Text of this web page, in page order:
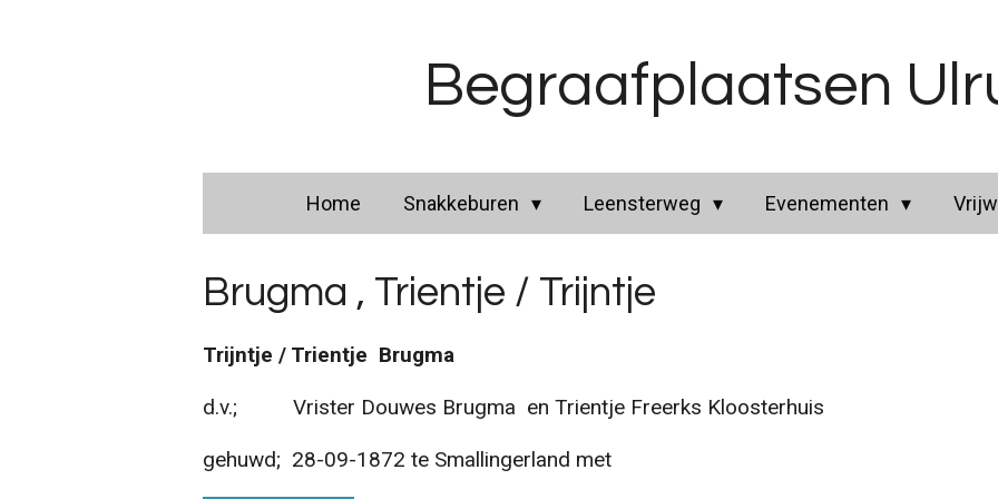
Begraafplaatsen
Home Snakkeburen Leensterweg Evenementen
Brugma , Trientje / Trijntje
Trijntje / Trientje Brugma
d.v.; Vrister Douwes Brugma en Trientje Freerks Kloosterhuis
gehuwd; 28-09-1872 te Smallingerland met